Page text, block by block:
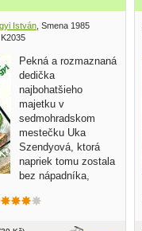
István , Smena 1985
Pekná a rozmaznaná
dedička
najbohatšieho
majetku v
sedmohradskom
mestečku Uka
Szendyová, ktorá
napriek tomu zostala
bez nápadníka,